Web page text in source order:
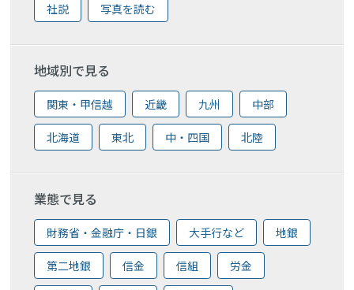
社説 写真を読む
地域別で見る
関東・甲信越 近畿 九州 中部
北海道 東北 中・四国 北陸
業態で見る
財務省・金融庁・日銀 大手行など 地銀
第二地銀 信金 信組 労金